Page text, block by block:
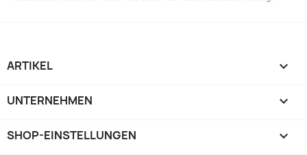
ARTIKEL 
UNTERNEHMEN 
SHOP-EINSTELLUNGEN keyboard_arrow_down